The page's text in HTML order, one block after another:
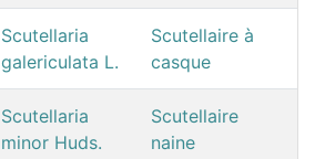
Scutellaria
galericulata L.
Scutellaire à
casque
Scutellaria
minor Huds.
Scutellaire
naine